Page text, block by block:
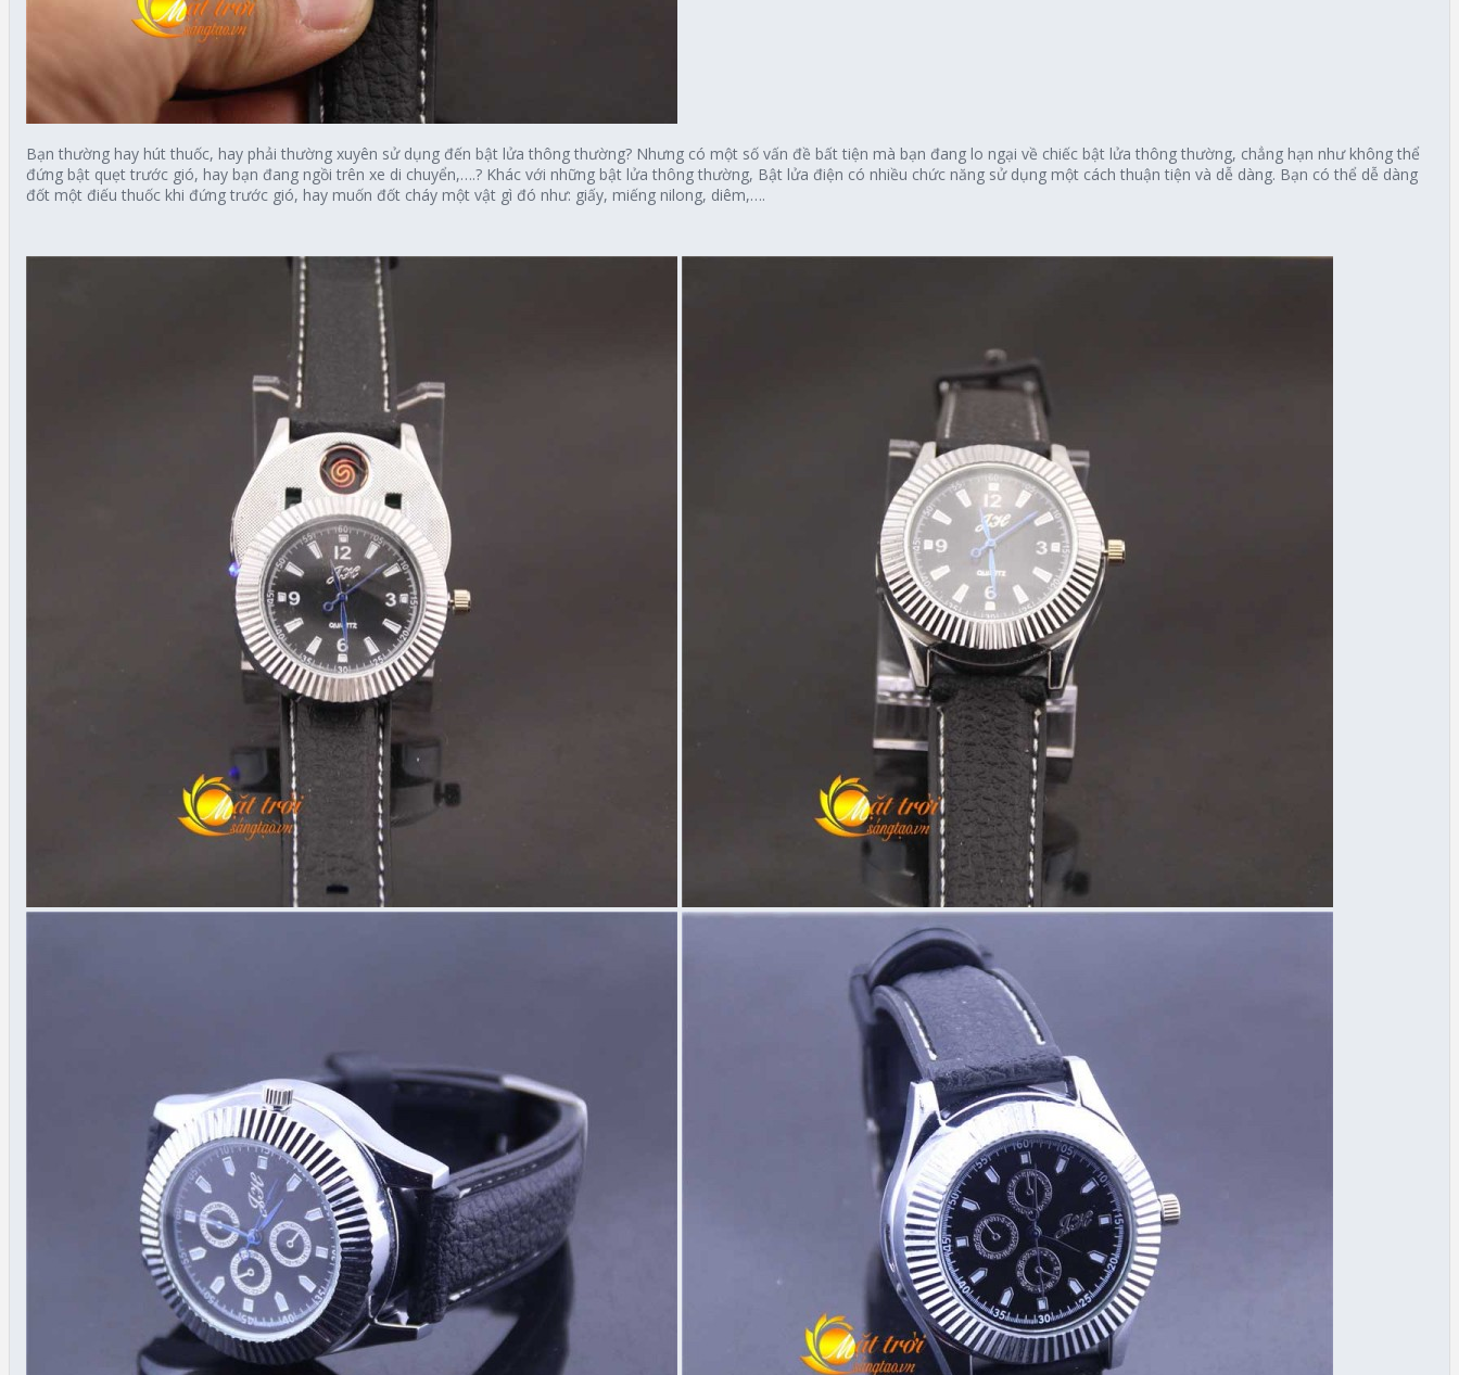
Bạn thường hay hút thuốc, hay phải thường xuyên sử dụng đến bật lửa thông thường? Nhưng có một số vấn đề bất tiện mà bạn đang lo ngại về chiếc bật lửa thông thường, chẳng hạn như không thể
đứng bật quẹt trước gió, hay bạn đang ngồi trên xe di chuyển,….? Khác với những bật lửa thông thường, Bật lửa điện có nhiều chức năng sử dụng một cách thuận tiện và dễ dàng. Bạn có thể dễ dàng
đốt một điếu thuốc khi đứng trước gió, hay muốn đốt cháy một vật gì đó như: giấy, miếng nilong, diêm,….